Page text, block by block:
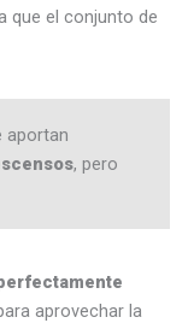
que el conjunto de
aportan
, pero
aprovechar la